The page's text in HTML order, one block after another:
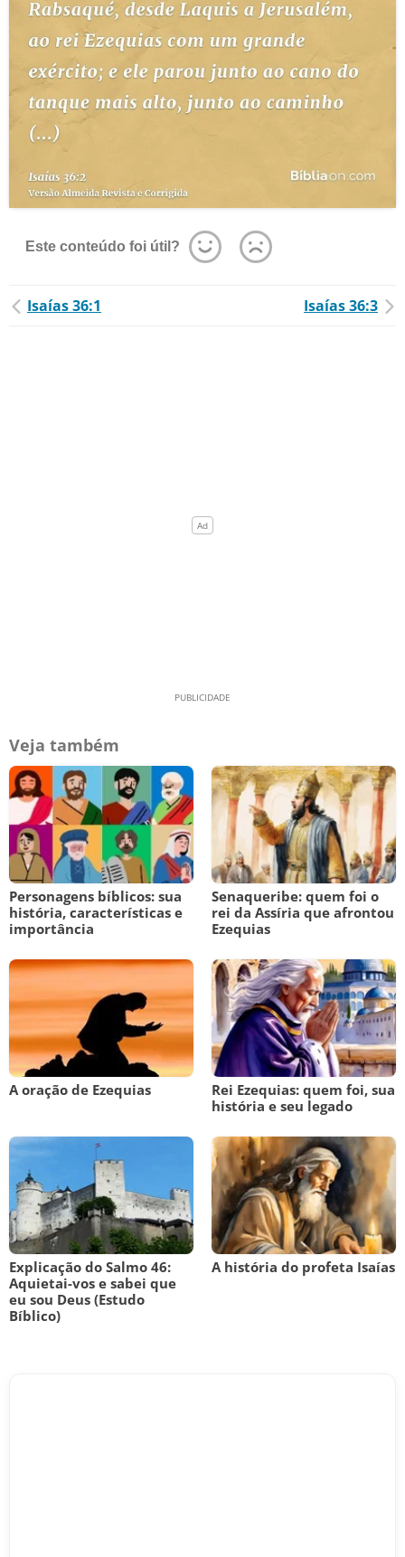
Este conteúdo foi útil?
Isaías 36:1 Isaías 36:3
Veja também
Personagens bíblicos: sua
história, características e
importância
Senaqueribe: quem foi o
rei da Assíria que afrontou
Ezequias
A oração de Ezequias
Rei Ezequias: quem foi, sua
história e seu legado
Explicação do Salmo 46:
Aquietai-vos e sabei que
eu sou Deus (Estudo
Bíblico)
A história do profeta Isaías